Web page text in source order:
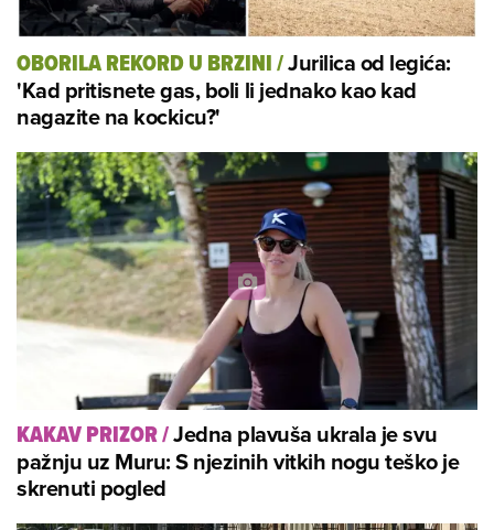
OBORILA REKORD U BRZINI/Jurilica od legića:
'Kad pritisnete gas, boli li jednako kao kad
nagazite na kockicu?'
KAKAV PRIZOR/Jedna plavuša ukrala je svu
pažnju uz Muru: S njezinih vitkih nogu teško je
skrenuti pogled